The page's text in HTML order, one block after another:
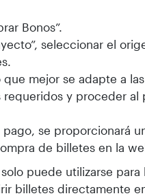
Bonos”.
seleccionar el
mejor se adapte a
requeridos y proceder al
pago, se proporcionará
de billetes en la
puede utilizarse
billetes directamente